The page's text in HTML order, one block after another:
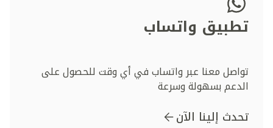
تطبيق واتساب
تواصل معنا عبر واتساب في أي وقت للحصول على
الدعم بسهولة وسرعة
تحدث إلينا الآن